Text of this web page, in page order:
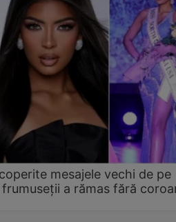
mesajele vechi de pe
a rămas fără